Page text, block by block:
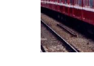
マイクロエース
Bトレインショーティー